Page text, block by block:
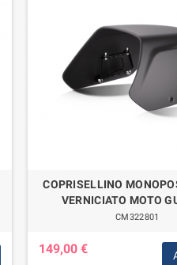
COPRISELLINO
VERNICIATO MOTO
CM322801
149,00 €